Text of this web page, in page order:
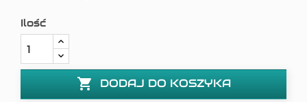
Ilość
 DODAJ DO KOSZYKA